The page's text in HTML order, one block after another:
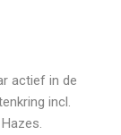
actief in de
incl.